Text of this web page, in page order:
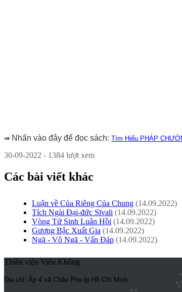
⇒ Nhấn vào đây để đọc sách: Tìm Hiểu PHÁP
30-09-2022 - 1384 lượt xem
Các bài viết khác
Luận về Của Riêng Của Chung (14.09.2022)
Tích Ngài Đại-đức Sīvali (14.09.2022)
Vòng Tử Sinh Luân Hồi (14.09.2022)
Gương Bậc Xuất Gia (14.09.2022)
Ngã - Vô Ngã - Vấn Đáp (14.09.2022)
Thiền viện Viên Không
Địa chỉ: Ấp 4 xã Châu Pha tp Hồ Chí Minh